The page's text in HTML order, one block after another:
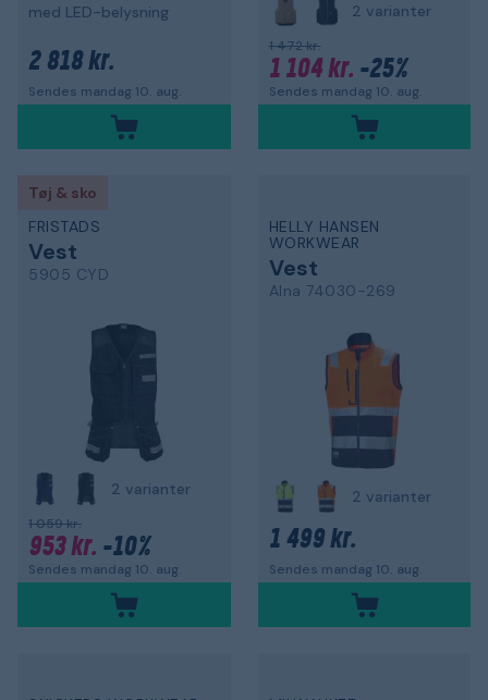
med LED-belysning
2 818 kr.
Sendes mandag 10. aug.
2 varianter
1 472 kr.
1 104 kr. -25%
Sendes mandag 10. aug.
Tøj & sko
FRISTADS
Vest
5905 CYD
2 varianter
1 059 kr.
953 kr. -10%
Sendes mandag 10. aug.
HELLY HANSEN
WORKWEAR
Vest
Alna 74030-269
2 varianter
1 499 kr.
Sendes mandag 10. aug.